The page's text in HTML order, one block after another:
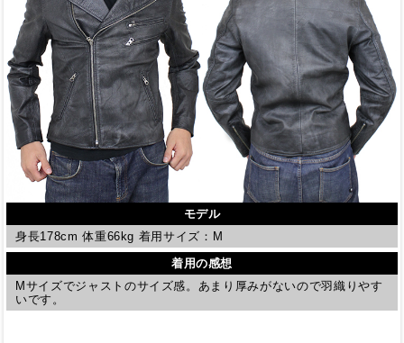
モデル
身長178cm 体重66kg 着用サイズ：M
着用の感想
Mサイズでジャストのサイズ感。あまり厚みがないので羽織りやす
いです。